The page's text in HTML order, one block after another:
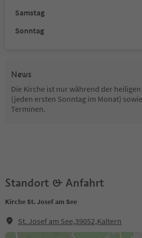
Samstag
Sonntag
News
Die Kirche ist nur während der
(jeden ersten Sonntag im Monat)
Terminen.
Standort & Anfahrt
Kirche St. Josef am See
St. Josef am See,39052,Kaltern